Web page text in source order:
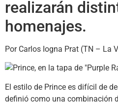
realizarán
homenajes.
Por Carlos Iogna Prat (TN – La
El estilo de Prince es difícil de
definió como una combinación